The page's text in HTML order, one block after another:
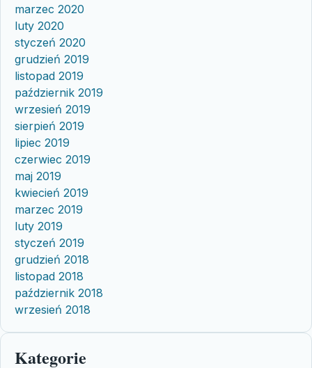
marzec 2020
luty 2020
styczeń 2020
grudzień 2019
listopad 2019
październik 2019
wrzesień 2019
sierpień 2019
lipiec 2019
czerwiec 2019
maj 2019
kwiecień 2019
marzec 2019
luty 2019
styczeń 2019
grudzień 2018
listopad 2018
październik 2018
wrzesień 2018
Kategorie